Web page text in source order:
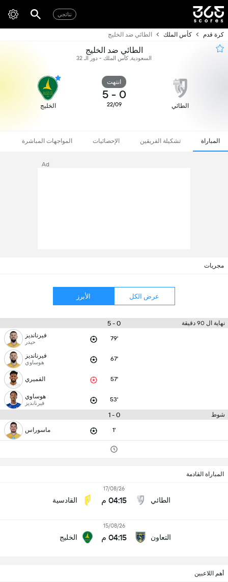
نتائجي
كرة قدم كأس الملك الطائي ضد الخليج
الطائي ضد الخليج
السعودية, كأس الملك - دور الـ 32
الطائي
انتهت
0
-
5
22/09 الخليج
المباراة تشكيلة الفريقين الإحصائيات المواجهات المباشرة
Ad
مجريات
عرض الكل الأبرز
نهاية ال 90 دقيقة 0 - 5
79' فيرنانديز
حيدر
67' فيرنانديز
هوساوي
57' القميري
53' هوساوي
فيرنانديز
شوط 0 - 1
1' ماسوراس
المباراة القادمة
الطائي
17/08/26
04:15 م القادسية
التعاون
15/08/26
04:15 م الخليج
أهم اللاعبين